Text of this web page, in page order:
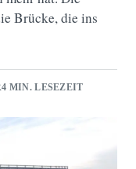
Brücke, die ins
4 MIN. LESEZEIT